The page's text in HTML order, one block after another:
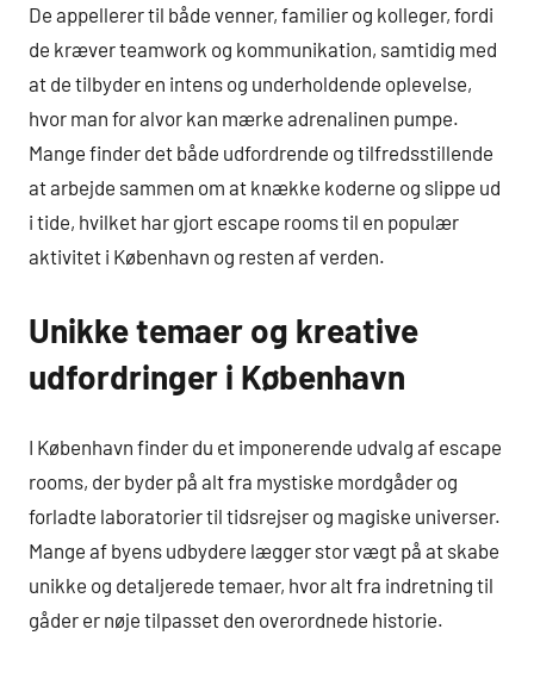
De appellerer til både venner, familier og kolleger, fordi
de kræver teamwork og kommunikation, samtidig med
at de tilbyder en intens og underholdende oplevelse,
hvor man for alvor kan mærke adrenalinen pumpe.
Mange finder det både udfordrende og tilfredsstillende
at arbejde sammen om at knække koderne og slippe ud
i tide, hvilket har gjort escape rooms til en populær
aktivitet i København og resten af verden.
Unikke temaer og kreative
udfordringer i København
I København finder du et imponerende udvalg af escape
rooms, der byder på alt fra mystiske mordgåder og
forladte laboratorier til tidsrejser og magiske universer.
Mange af byens udbydere lægger stor vægt på at skabe
unikke og detaljerede temaer, hvor alt fra indretning til
gåder er nøje tilpasset den overordnede historie.